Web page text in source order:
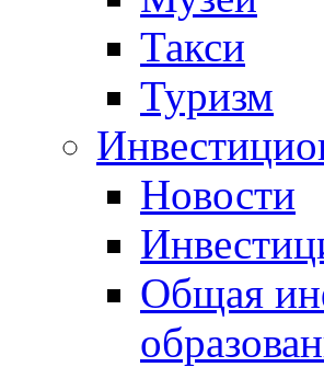
Такси
Туризм
Новости
Общая